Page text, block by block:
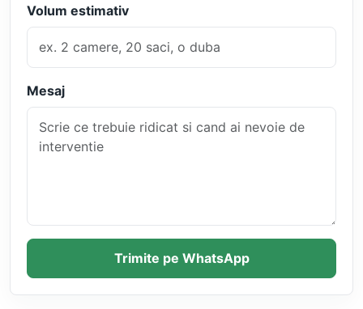
Volum estimativ
Mesaj
Trimite pe WhatsApp